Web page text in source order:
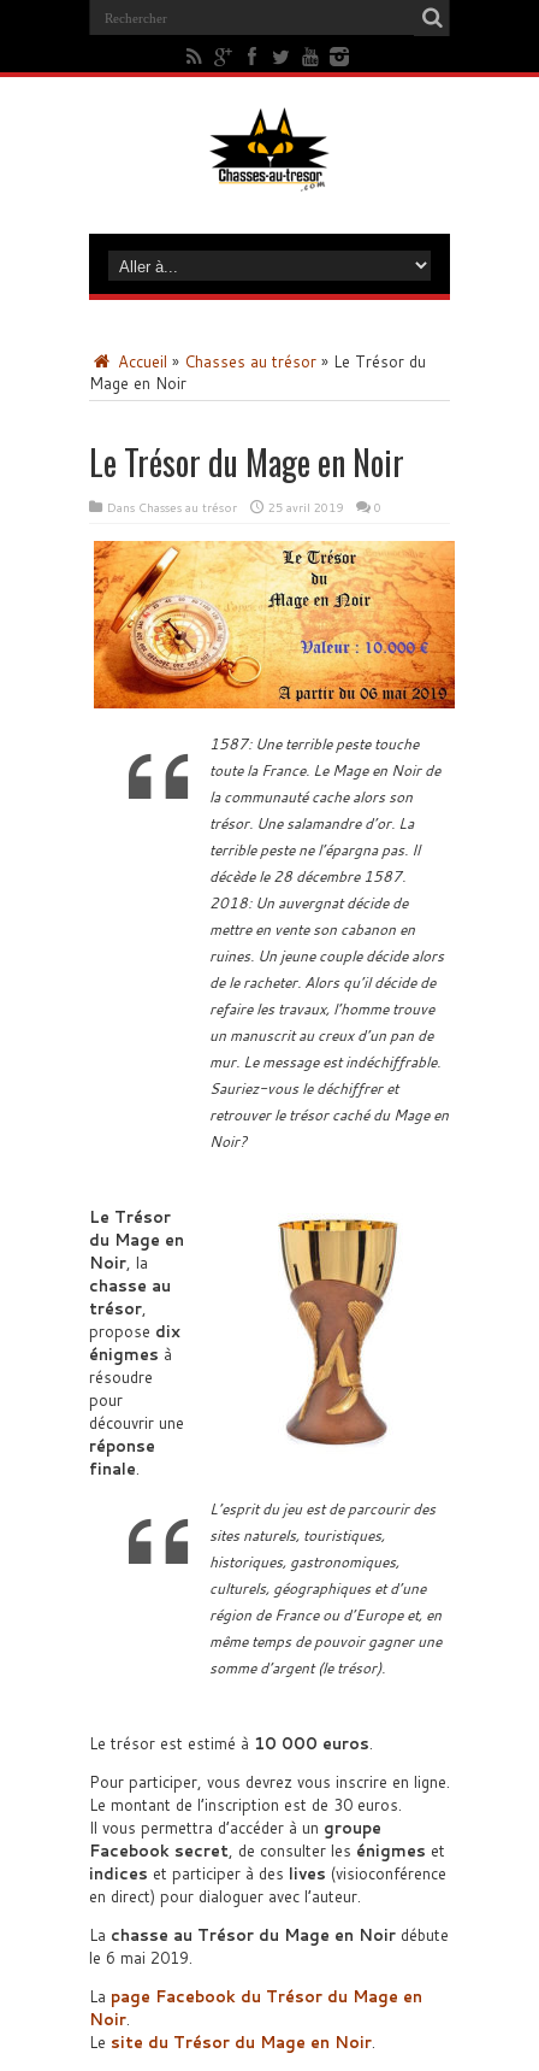
Accueil » Chasses au trésor » Le Trésor du
Mage en Noir
Le Trésor du Mage en Noir
Dans Chasses au trésor 25 avril 2019 0
1587: Une terrible peste touche
toute la France. Le Mage en Noir de
la communauté cache alors son
trésor. Une salamandre d’or. La
terrible peste ne l’épargna pas. Il
décède le 28 décembre 1587.
2018: Un auvergnat décide de
mettre en vente son cabanon en
ruines. Un jeune couple décide alors
de le racheter. Alors qu’il décide de
refaire les travaux, l’homme trouve
un manuscrit au creux d’un pan de
mur. Le message est indéchiffrable.
Sauriez-vous le déchiffrer et
retrouver le trésor caché du Mage en
Noir?
Le Trésor
du Mage en
Noir, la
chasse au
trésor,
propose dix
énigmes à
résoudre
pour
découvrir une
réponse
finale.
L’esprit du jeu est de parcourir des
sites naturels, touristiques,
historiques, gastronomiques,
culturels, géographiques et d’une
région de France ou d’Europe et, en
même temps de pouvoir gagner une
somme d’argent (le trésor).
Le trésor est estimé à 10 000 euros.
Pour participer, vous devrez vous inscrire en ligne.
Le montant de l’inscription est de 30 euros.
Il vous permettra d’accéder à un groupe
Facebook secret, de consulter les énigmes et
indices et participer à des lives (visioconférence
en direct) pour dialoguer avec l’auteur.
La chasse au Trésor du Mage en Noir débute
le 6 mai 2019.
La page Facebook du Trésor du Mage en
Noir.
Le site du Trésor du Mage en Noir.